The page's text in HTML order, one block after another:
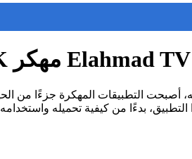
أصبحت التطبيقات المهكرة جزءًا من
بدءًا من كيفية تحميله